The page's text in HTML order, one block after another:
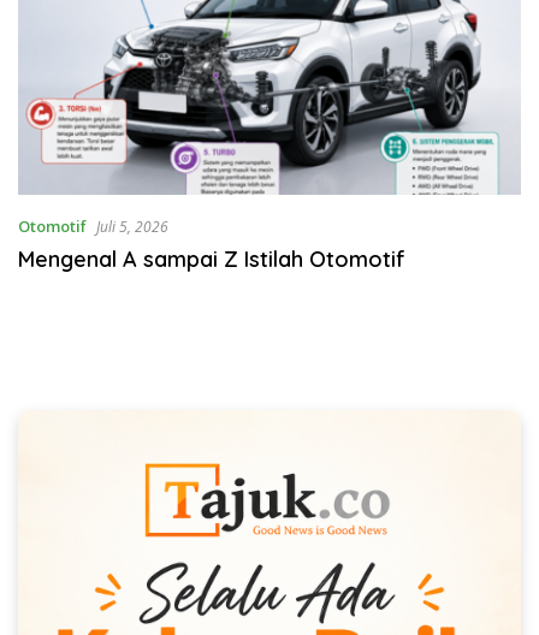
Otomotif Juli 5, 2026
Mengenal A sampai Z Istilah Otomotif